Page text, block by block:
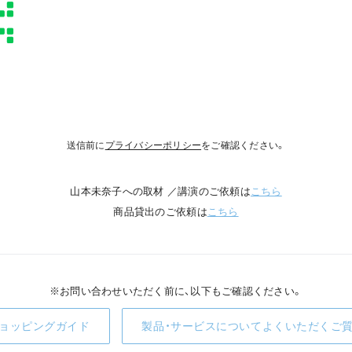
送信前に プライバシーポリシーをご確認ください。
山本未奈子への取材 ／講演のご依頼はこちら
商品貸出のご依頼はこちら
※お問い合わせいただく前に、以下もご確認ください。
ッピングガイド 製品・サービスについてよくいただくご